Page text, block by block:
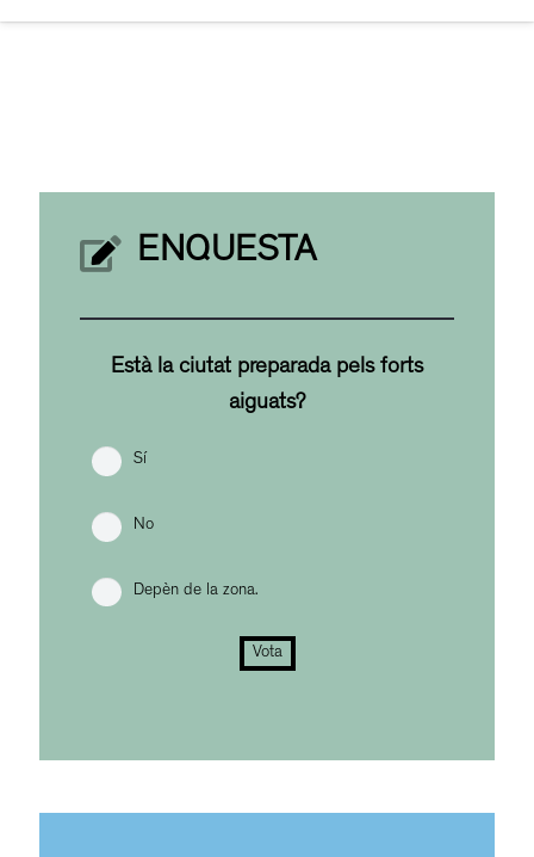
ENQUESTA
Està la ciutat preparada pels forts
aiguats?
Sí
No
Depèn de la zona.
Vota